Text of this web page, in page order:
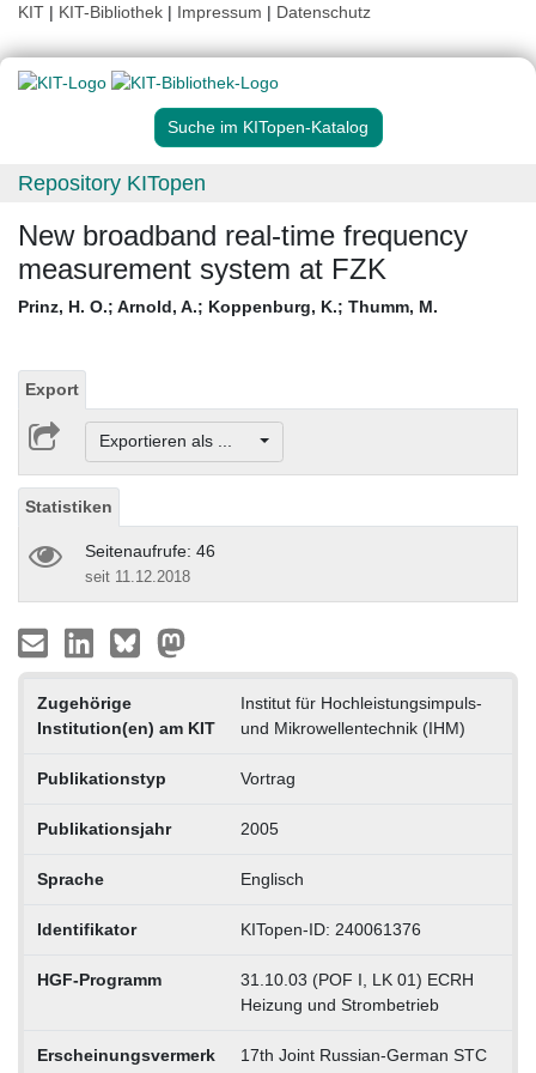
KIT | KIT-Bibliothek | Impressum | Datenschutz
Suche im KITopen-Katalog
Repository KITopen
New broadband real-time frequency
measurement system at FZK
Prinz, H. O.; Arnold, A.; Koppenburg, K.; Thumm, M.
Export
Exportieren als ...
Statistiken
Seitenaufrufe: 46
seit 11.12.2018
Zugehörige
Institution(en) am KIT
Institut für Hochleistungsimpuls-
und Mikrowellentechnik (IHM)
Publikationstyp Vortrag
Publikationsjahr 2005
Sprache Englisch
Identifikator KITopen-ID: 240061376
HGF-Programm
31.10.03 (POF I, LK 01) ECRH
Heizung und Strombetrieb
Erscheinungsvermerk
17th Joint Russian-German STC